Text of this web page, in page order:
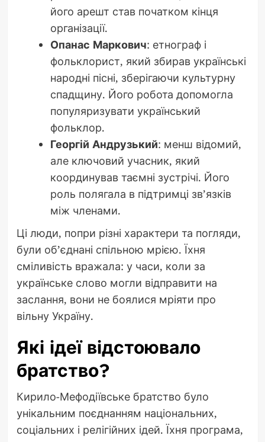
його арешт став початком кінця
організації.
Опанас Маркович: етнограф і
фольклорист, який збирав українські
народні пісні, зберігаючи культурну
спадщину. Його робота допомогла
популяризувати український
фольклор.
Георгій Андрузький: менш відомий,
але ключовий учасник, який
координував таємні зустрічі. Його
роль полягала в підтримці зв’язків
між членами.
Ці люди, попри різні характери та погляди,
були об’єднані спільною мрією. Їхня
сміливість вражала: у часи, коли за
українське слово могли відправити на
заслання, вони не боялися мріяти про
вільну Україну.
Які ідеї відстоювало
братство?
Кирило-Мефодіївське братство було
унікальним поєднанням національних,
соціальних і релігійних ідей. Їхня програма,